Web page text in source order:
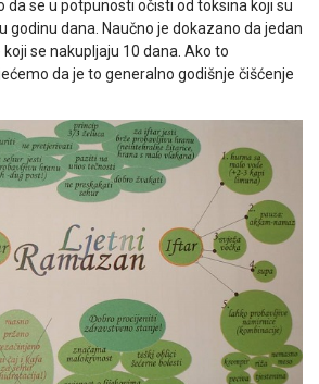
da se u potpunosti očisti od toksina koji su
godinu dana. Naučno je dokazano da jedan
se nakupljaju 10 dana. Ako to
da je to generalno godišnje čišćenje